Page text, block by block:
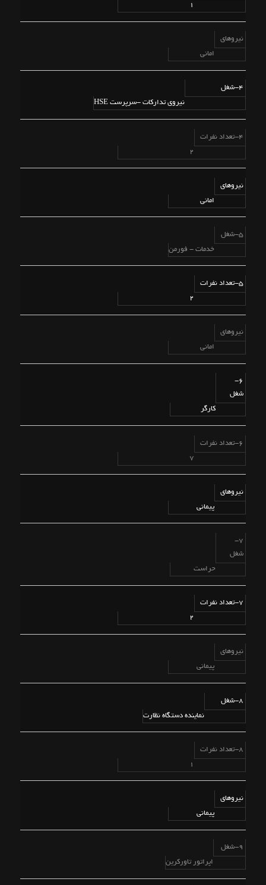
1
نیروهای
امانی
4-شغل
نیروی تدارکات -سرپرست HSE
4-تعداد نفرات
2
نیروهای
امانی
5-شغل
خدمات - فورمن
5-تعداد نفرات
2
نیروهای
امانی
6-
شغل
کارگر
6-تعداد نفرات
7
نیروهای
پیمانی
7-
شغل
حراست
7-تعداد نفرات
2
نیروهای
پیمانی
8-شغل
نماینده دستگاه نظارت
8-تعداد نفرات
1
نیروهای
پیمانی
9-شغل
اپراتور تاورکرین